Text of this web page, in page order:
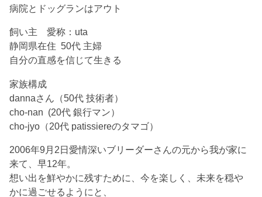
病院とドッグランはアウト
飼い主 愛称：uta
静岡県在住 50代 主婦
自分の直感を信じて生きる
家族構成
dannaさん（50代 技術者）
cho-nan (20代 銀行マン）
cho-jyo（20代 patissiereのタマゴ）
2006年9月2日愛情深いブリーダーさんの元から我が家に
来て、早12年。
想い出を鮮やかに残すために、今を楽しく、未来を穏や
かに過ごせるようにと、